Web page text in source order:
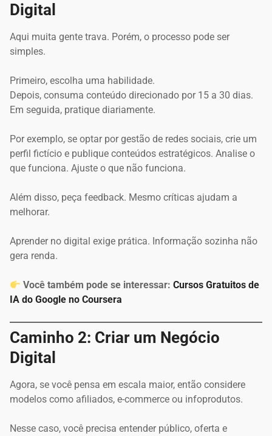
Digital
Aqui muita gente trava. Porém, o processo pode ser
simples.
Primeiro, escolha uma habilidade.
Depois, consuma conteúdo direcionado por 15 a 30 dias.
Em seguida, pratique diariamente.
Por exemplo, se optar por gestão de redes sociais, crie um
perfil fictício e publique conteúdos estratégicos. Analise o
que funciona. Ajuste o que não funciona.
Além disso, peça feedback. Mesmo críticas ajudam a
melhorar.
Aprender no digital exige prática. Informação sozinha não
gera renda.
Você também pode se interessar: Cursos Gratuitos de
IA do Google no Coursera
Caminho 2: Criar um Negócio
Digital
Agora, se você pensa em escala maior, então considere
modelos como afiliados, e-commerce ou infoprodutos.
Nesse caso, você precisa entender público, oferta e